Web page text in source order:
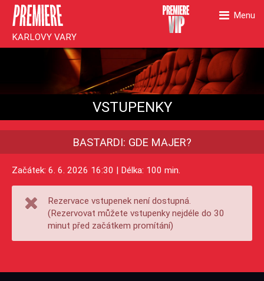
Menu
KARLOVY VARY
VSTUPENKY
BASTARDI: GDE MAJER?
Začátek: 6. 6. 2026 16:30 | Délka: 100 min.
Rezervace vstupenek není dostupná.
(Rezervovat můžete vstupenky nejdéle do 30
minut před začátkem promítání)